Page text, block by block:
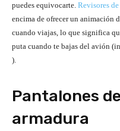
puedes equivocarte. Revisores
encima de ofrecer un animación
cuando viajas, lo que significa
puta cuando te bajas del avión
).
Pantalones
armadura